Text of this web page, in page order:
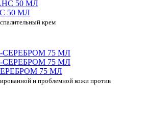
50 МЛ
крем
75 МЛ
и проблемной кожи против